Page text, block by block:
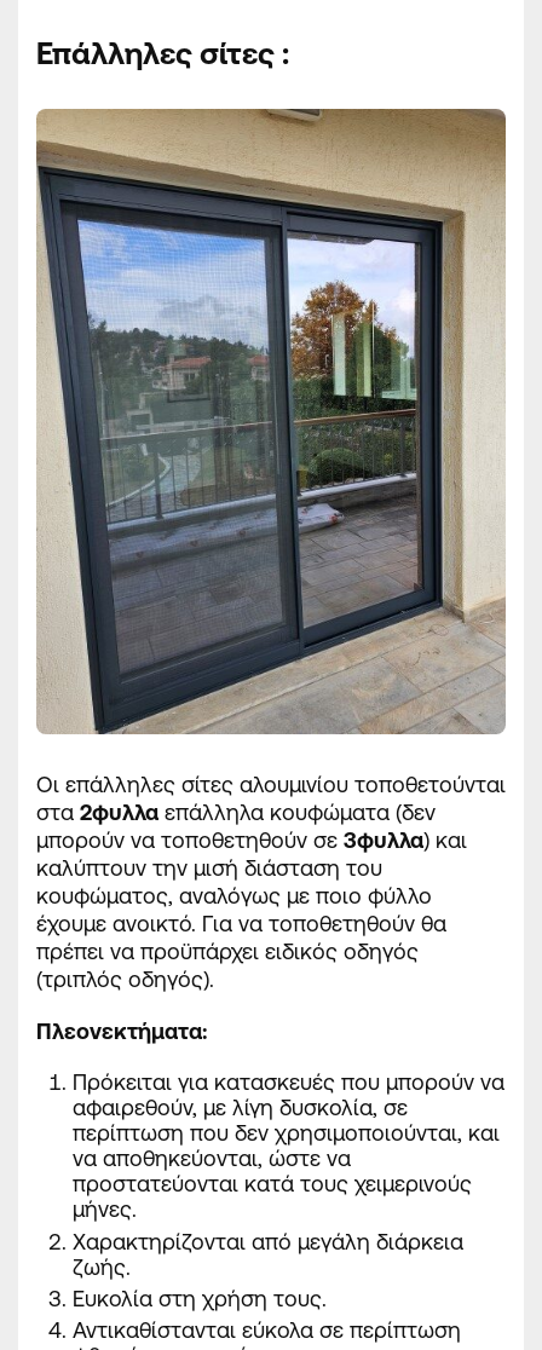
Επάλληλες σίτες :
Οι επάλληλες σίτες αλουμινίου τοποθετούνται
στα 2φυλλα επάλληλα κουφώματα (δεν
μπορούν να τοποθετηθούν σε 3φυλλα) και
καλύπτουν την μισή διάσταση του
κουφώματος, αναλόγως με ποιο φύλλο
έχουμε ανοικτό. Για να τοποθετηθούν θα
πρέπει να προϋπάρχει ειδικός οδηγός
(τριπλός οδηγός).
Πλεονεκτήματα:
Πρόκειται για κατασκευές που μπορούν να
αφαιρεθούν, με λίγη δυσκολία, σε
περίπτωση που δεν χρησιμοποιούνται, και
να αποθηκεύονται, ώστε να
προστατεύονται κατά τους χειμερινούς
μήνες.
Χαρακτηρίζονται από μεγάλη διάρκεια
ζωής.
Ευκολία στη χρήση τους.
Αντικαθίστανται εύκολα σε περίπτωση